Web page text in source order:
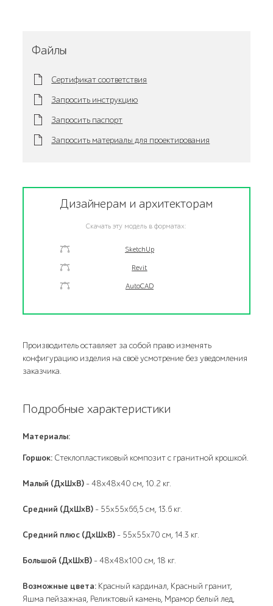
Файлы
Сертификат соответствия
Запросить инструкцию
Запросить паспорт
Запросить материалы для проектирования
Дизайнерам и архитекторам
Скачать эту модель в форматах:
SketchUp
Revit
AutoCAD
Производитель оставляет за собой право изменять
конфигурацию изделия на своё усмотрение без уведомления
заказчика.
Подробные характеристики
Материалы:
Горшок: Стеклопластиковый композит с гранитной крошкой.
Малый (ДхШхВ) - 48х48х40 см, 10.2 кг.
Средний (ДхШхВ) - 55х55х66,5 см, 13.6 кг.
Средний плюс (ДхШхВ) - 55х55х70 см, 14.3 кг.
Большой (ДхШхВ) - 48х48х100 см, 18 кг.
Возможные цвета: Красный кардинал, Красный гранит,
Яшма пейзажная, Реликтовый камень, Мрамор белый лед,